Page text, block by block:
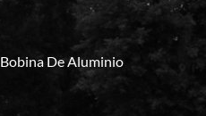
Bobina De Aluminio